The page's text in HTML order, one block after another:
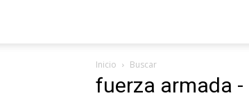
Inicio Buscar
fuerza armada -